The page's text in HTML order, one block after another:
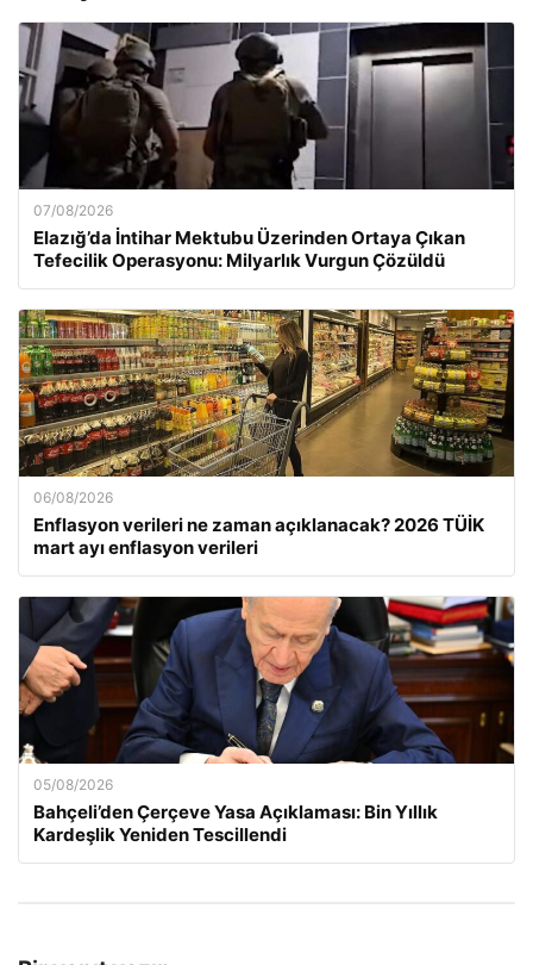
07/08/2026
Elazığ’da İntihar Mektubu Üzerinden Ortaya Çıkan
Tefecilik Operasyonu: Milyarlık Vurgun Çözüldü
06/08/2026
Enflasyon verileri ne zaman açıklanacak? 2026 TÜİK
mart ayı enflasyon verileri
05/08/2026
Bahçeli’den Çerçeve Yasa Açıklaması: Bin Yıllık
Kardeşlik Yeniden Tescillendi